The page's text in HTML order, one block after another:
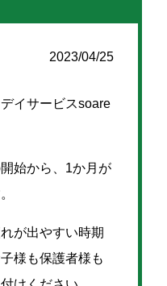
2023/04/25
イサービスsoare
始から、1か月が
が出やすい時期
様も保護者様も